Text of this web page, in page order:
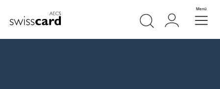
Header
Logo Meta Navigation
SucheLogin Menü